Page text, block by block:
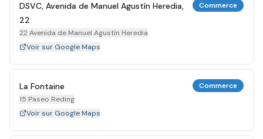
DSVC, Avenida de Manuel Agustín Heredia,
22
22 Avenida de Manuel Agustín Heredia
Commerce
Voir sur Google Maps
La Fontaine
15 Paseo Reding
Commerce
Voir sur Google Maps